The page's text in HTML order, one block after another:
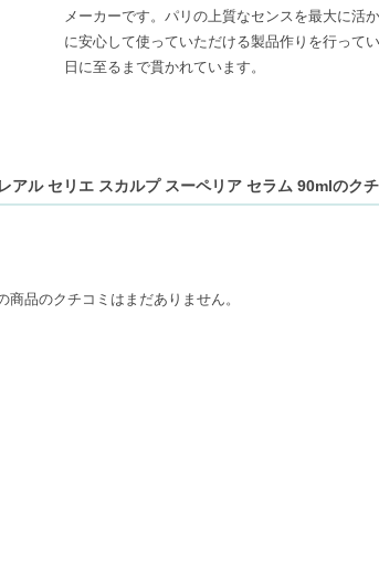
メーカーです。パリの上質なセンスを最大に活
に安心して使っていただける製品作りを行って
日に至るまで貫かれています。
アル セリエ スカルプ スーペリア セラム 90mlのクチ
商品のクチコミはまだありません。